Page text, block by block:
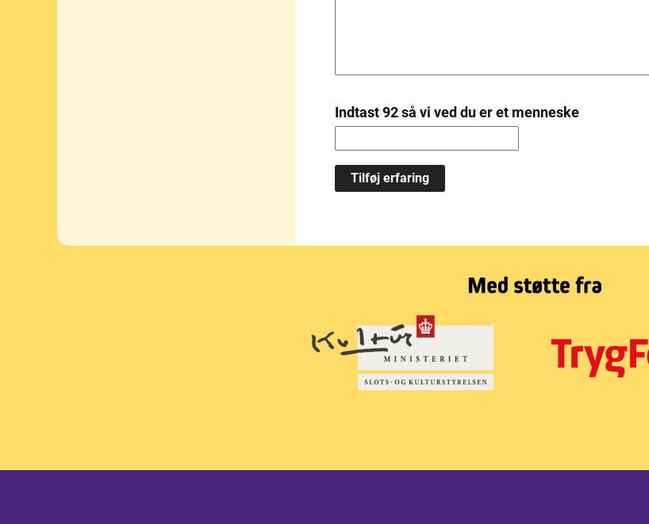
Indtast 92 så vi ved du er et menneske